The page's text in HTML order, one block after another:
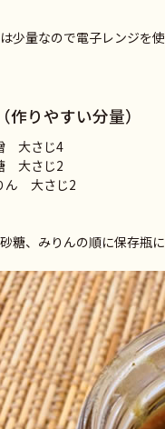
少量なので電子レンジを
作りやすい分量）
大さじ4
大さじ2
ん 大さじ2
糖、みりんの順に保存瓶